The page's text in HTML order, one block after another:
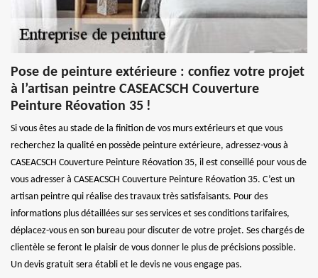
Pose de peinture extérieure : confiez votre projet
à l’artisan peintre CASEACSCH Couverture
Peinture Réovation 35 !
Si vous êtes au stade de la finition de vos murs extérieurs et que vous
recherchez la qualité en possède peinture extérieure, adressez-vous à
CASEACSCH Couverture Peinture Réovation 35, il est conseillé pour vous de
vous adresser à CASEACSCH Couverture Peinture Réovation 35. C’est un
artisan peintre qui réalise des travaux très satisfaisants. Pour des
informations plus détaillées sur ses services et ses conditions tarifaires,
déplacez-vous en son bureau pour discuter de votre projet. Ses chargés de
clientèle se feront le plaisir de vous donner le plus de précisions possible.
Un devis gratuit sera établi et le devis ne vous engage pas.